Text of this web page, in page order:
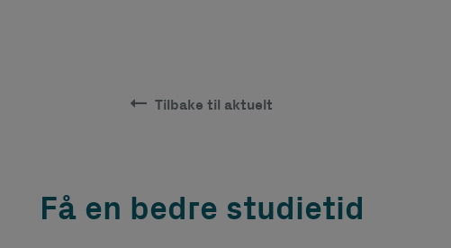
Tilbake til aktuelt
Få en bedre studietid